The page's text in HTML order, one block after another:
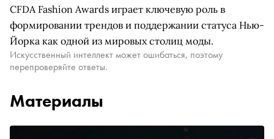
CFDA Fashion Awards играет ключевую роль в
формировании трендов и поддержании статуса Нью-
Йорка как одной из мировых столиц моды.
Искусственный интеллект может ошибаться, поэтому
перепроверяйте ответы.
Материалы